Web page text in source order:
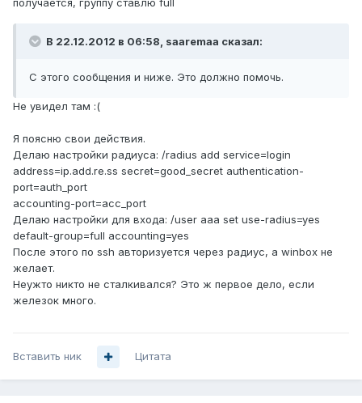
получается, группу ставлю full
В 22.12.2012 в 06:58, saaremaa сказал:
С этого сообщения и ниже. Это должно помочь.
Не увидел там :(
Я поясню свои действия.
Делаю настройки радиуса: /radius add service=login
address=ip.add.re.ss secret=good_secret authentication-
port=auth_port
accounting-port=acc_port
Делаю настройки для входа: /user aaa set use-radius=yes
default-group=full accounting=yes
После этого по ssh авторизуется через радиус, а winbox не
желает.
Неужто никто не сталкивался? Это ж первое дело, если
железок много.
Вставить ник Цитата